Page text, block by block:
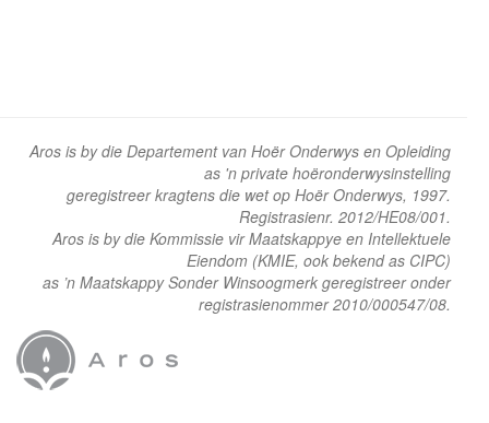
Aros is by die Departement van Hoër Onderwys en Opleiding
as 'n private hoëronderwysinstelling
geregistreer kragtens die wet op Hoër Onderwys, 1997.
Registrasienr. 2012/HE08/001.
Aros is by die Kommissie vir Maatskappye en Intellektuele
Eiendom (KMIE, ook bekend as CIPC)
as ’n Maatskappy Sonder Winsoogmerk geregistreer onder
registrasienommer 2010/000547/08.